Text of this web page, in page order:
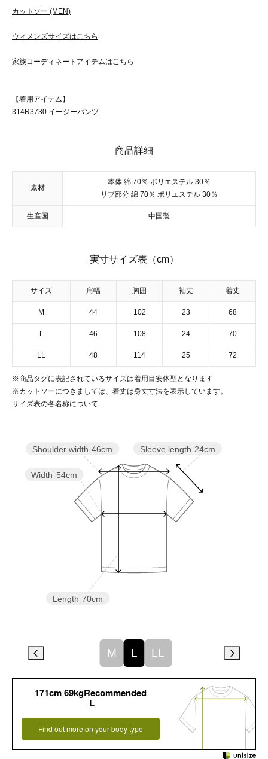
カットソー (MEN)
ウィメンズサイズはこちら
家族コーディネートアイテムはこちら
【着用アイテム】
314R3730 イージーパンツ
商品詳細
素材
本体 綿 70％ ポリエステル 30％
リブ部分 綿 70％ ポリエステル 30％
生産国 中国製
実寸サイズ表（cm）
サイズ 肩幅 胸囲 袖丈 着丈
M 44 102 23 68
L 46 108 24 70
LL 48 114 25 72
※商品タグに表記されているサイズは着用目安体型となります
※カットソーにつきましては、着丈は身丈寸法を表示しています。
サイズ表の各名称について
Sleeve length 24cm
Length 70cm
Width 54cm
Shoulder width 46cm
M L LL
171cm 69kgRecommended
L
Find out more on your body type